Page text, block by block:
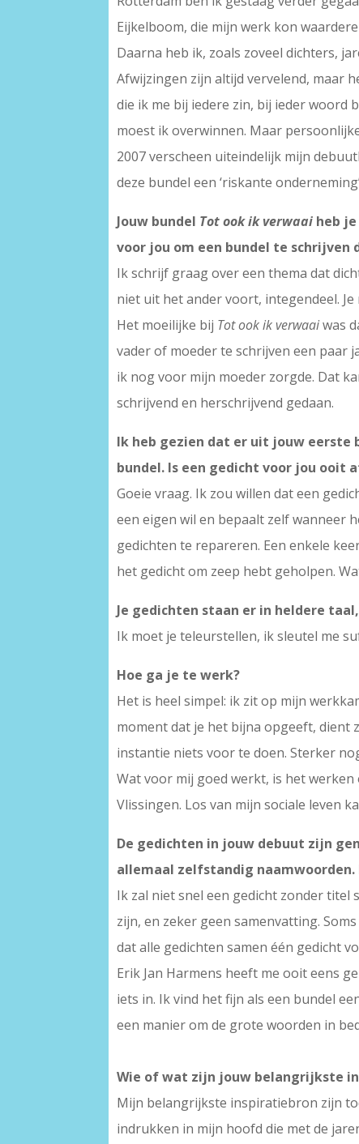
Eijkelboom, die mijn werk kon
Daarna heb ik, zoals zoveel dichters,
Afwijzingen zijn altijd vervelend, maar
die ik me bij iedere zin, bij ieder woord
moest ik overwinnen. Maar
2007 verscheen uiteindelijk mijn
deze bundel een ‘riskante
Jouw bundel Tot ook ik verwaai heb
voor jou om een bundel te
Ik schrijf graag over een thema dat
niet uit het ander voort, integendeel.
Het moeilijke bij Tot ook ik verwaaiwas
vader of moeder te schrijven een paar
ik nog voor mijn moeder zorgde. Dat
schrijvend en herschrijvend gedaan.
Ik heb gezien dat er uit jouw eerste
bundel. Is een gedicht voor jou ooit
Goeie vraag. Ik zou willen dat een
een eigen wil en bepaalt zelf wanneer
gedichten te repareren. Een enkele
het gedicht om zeep hebt geholpen.
Je gedichten staan er in heldere
Ik moet je teleurstellen, ik sleutel me
Hoe ga je te werk?
Het is heel simpel: ik zit op mijn
moment dat je het bijna opgeeft, dient
instantie niets voor te doen. Sterker
Wat voor mij goed werkt, is het
Vlissingen. Los van mijn sociale leven
De gedichten in jouw debuut zijn
allemaal zelfstandig
Ik zal niet snel een gedicht zonder titel
zijn, en zeker geen samenvatting.
dat alle gedichten samen één gedicht
Erik Jan Harmens heeft me ooit eens
iets in. Ik vind het fijn als een bundel
een manier om de grote woorden in
Wie of wat zijn jouw belangrijkste
Mijn belangrijkste inspiratiebron zijn
indrukken in mijn hoofd die met de